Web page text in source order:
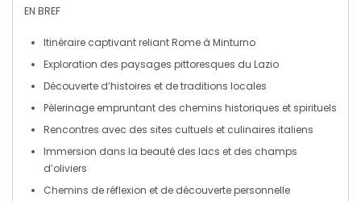
EN BREF
Itinéraire captivant reliantRome à Minturno
Exploration des paysages pittoresques du Lazio
Découverte d’histoires et detraditions locales
Pèlerinage empruntant des chemins historiques et spirituels
Rencontres avec des sites cultuels et culinaires italiens
Immersion dans la beauté des lacs et des champs
d’oliviers
Chemins deréflexion et de découvertepersonnelle